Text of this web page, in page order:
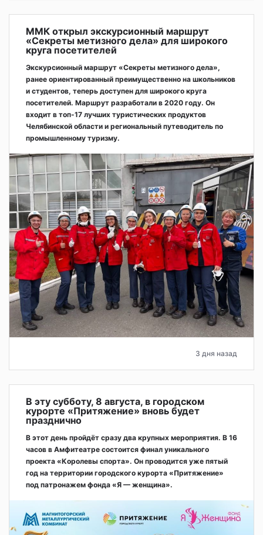
ММК открыл экскурсионный маршрут
«Секреты метизного дела» для широкого
круга посетителей
Экскурсионный маршрут «Секреты метизного дела»,
ранее ориентированный преимущественно на школьников
и студентов, теперь доступен для широкого круга
посетителей. Маршрут разработали в 2020 году. Он
входит в топ-17 лучших туристических продуктов
Челябинской области и региональный путеводитель по
промышленному туризму.
3 дня назад
В эту субботу, 8 августа, в городском
курорте «Притяжение» вновь будет
празднично
В этот день пройдёт сразу два крупных мероприятия. В 16
часов в Амфитеатре состоится финал уникального
проекта «Королевы спорта». Он проводится уже пятый
год на территории городского курорта «Притяжение»
под патронажем фонда «Я — женщина».